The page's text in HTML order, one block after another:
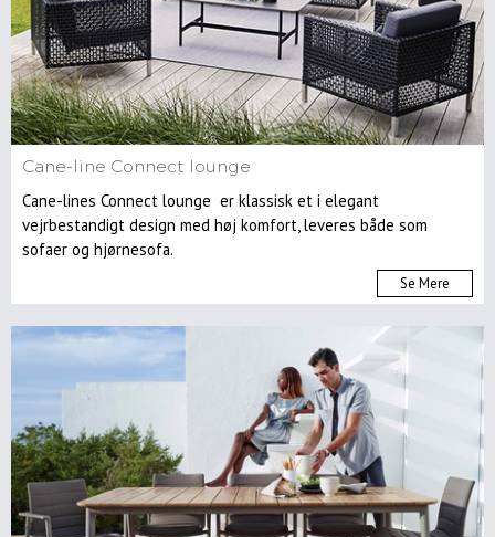
Cane-line Connect lounge
Cane-lines Connect lounge er klassisk et i elegant
vejrbestandigt design med høj komfort, leveres både som
sofaer og hjørnesofa.
Se Mere